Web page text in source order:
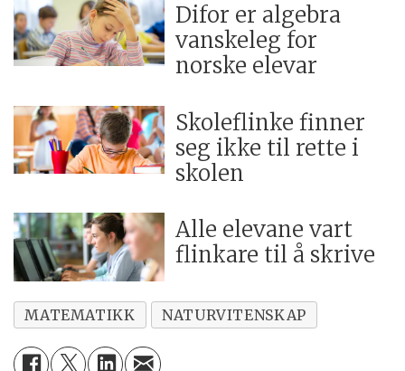
Difor er algebra
vanskeleg for
norske elevar
Skoleflinke finner
seg ikke til rette i
skolen
Alle elevane vart
flinkare til å skrive
MATEMATIKK NATURVITENSKAP